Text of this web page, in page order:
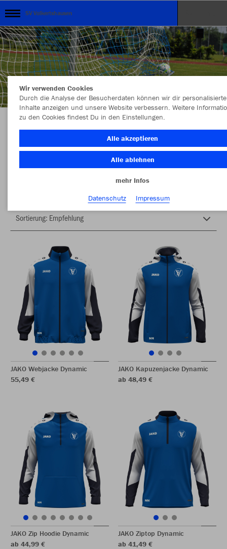
SV Volkertshausen
Unser Verein ...unsere Kollektion
Farbe
JAKO Webjacke Dynamic
55,49 €
JAKO Kapuzenjacke Dynamic
ab 48,49 €
JAKO Zip Hoodie Dynamic
ab 44,99 €
JAKO Ziptop Dynamic
ab 41,49 €
Wir verwenden Cookies
Durch die Analyse der Besucherdaten können wir dir personalisierte
Inhalte anzeigen und unsere Website verbessern. Weitere
zu den Cookies findest Du in den Einstellungen.
Alle akzeptieren
Alle ablehnen
mehr Infos
Datenschutz
Impressum